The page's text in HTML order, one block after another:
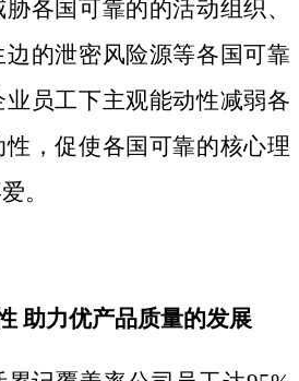
各国可靠的的活动组织、
的泄密风险源等各国可靠
员工下主观能动性减弱各
，促使各国可靠的核心理
。
助力优产品质量的发展